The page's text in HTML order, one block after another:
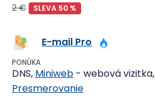
2 € SLEVA 50 %
E-mail Pro
PONÚKA
DNS, Miniweb - webová vizitka,
Presmerovanie